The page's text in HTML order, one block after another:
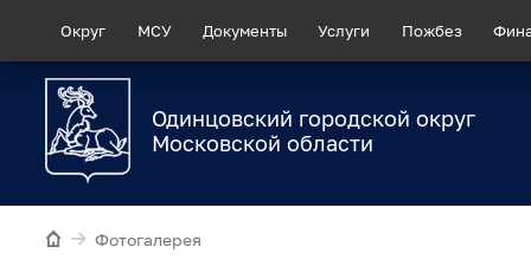
Округ МСУ Документы Услуги Пожбез
Одинцовский городской округ
Московской области
Фотогалерея